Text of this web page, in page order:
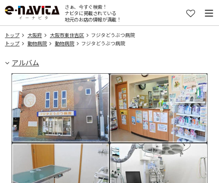
さぁ、今すぐ検索！
ナビタに掲載されている
地元のお店の情報が満載！
トップ 大阪府 大阪市東住吉区
フジタどうぶつ病院
トップ
動物病院 動物病院 フジタどうぶつ病院
アルバム